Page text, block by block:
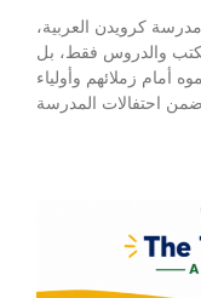
كرويدن العربية،
والدروس فقط، بل
أمام زملائهم وأولياء